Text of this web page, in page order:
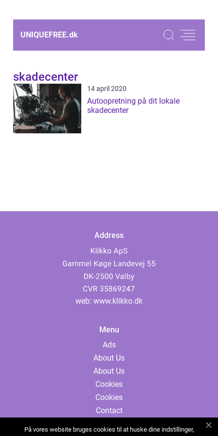
UNIQUEFREE.dk
skadecenter
14 april 2020
Autoopretning på dit lokale
skadecenter
Address
web: www.klikko.dk
Menu
Ads
About Us
About Us
Cookies
Cookies
Contact
På vores website bruges cookies til at huske dine indstillinger,